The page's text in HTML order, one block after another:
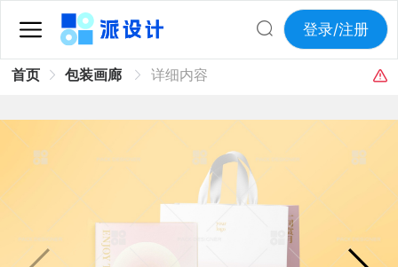
登录/注册
首页 包装画廊 详细内容